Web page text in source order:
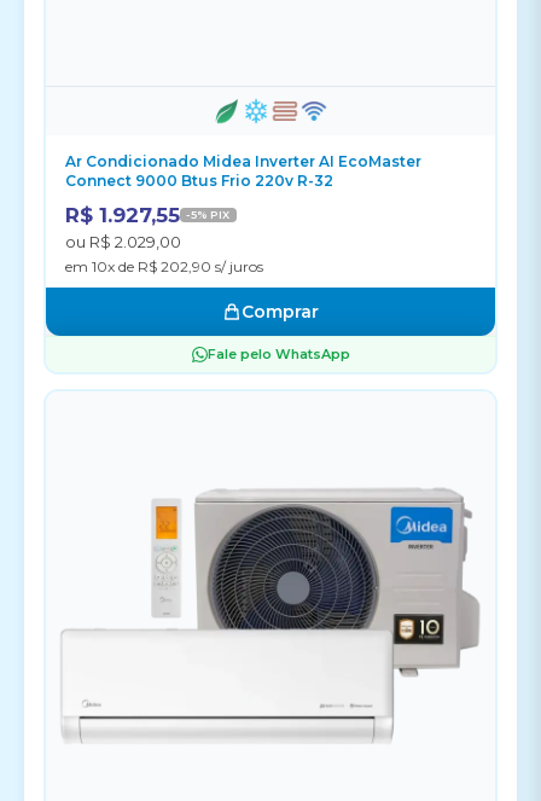
Ar Condicionado Midea Inverter AI EcoMaster
Connect 9000 Btus Frio 220v R-32
R$ 1.927,55 -5% PIX
ou R$ 2.029,00
em 10x de R$ 202,90 s/ juros
Comprar
Fale pelo WhatsApp